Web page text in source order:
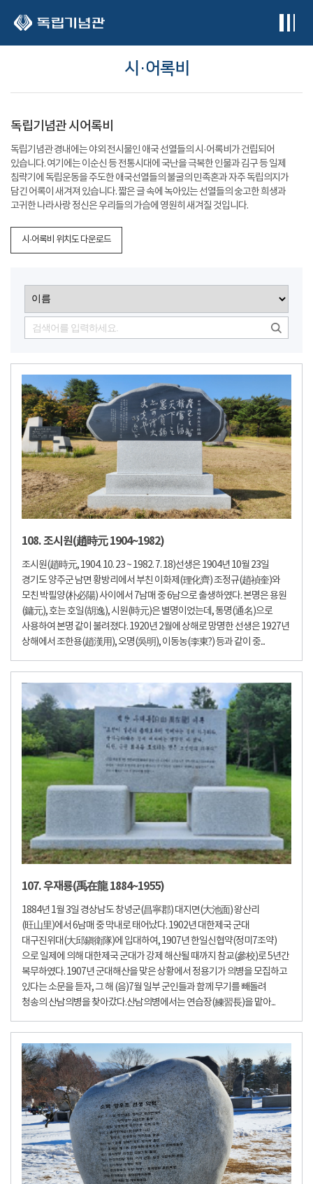
시·어록비
독립기념관 시어록비
독립기념관 경내에는 야외 전시물인 애국 선열들의 시·어록비가 건립되어
있습니다. 여기에는 이순신 등 전통시대에 국난을 극복한 인물과 김구 등 일제
침략기에 독립운동을 주도한 애국선열들의 불굴의 민족혼과 자주 독립의지가
담긴 어록이 새겨져 있습니다. 짧은 글 속에 녹아있는 선열들의 숭고한 희생과
고귀한 나라사랑 정신은 우리들의 가슴에 영원히 새겨질 것입니다.
시·어록비 위치도 다운로드
108. 조시원(趙時元 1904~1982)
조시원(趙時元, 1904. 10. 23 ~ 1982. 7. 18)선생은 1904년 10월 23일
경기도 양주군 남면 황방리에서 부친 이화제(理化齊) 조정규(趙禎奎)와
모친 박필양(朴必陽) 사이에서 7남매 중 6남으로 출생하였다. 본명은 용원
(鏞元), 호는 호일(胡逸), 시원(時元)은 별명이었는데, 통명(通名)으로
사용하여 본명 같이 불려졌다. 1920년 2월에 상해로 망명한 선생은 1927년
상해에서 조한용(趙漢用), 오명(吳明), 이동농(李東?) 등과 같이 중...
107. 우재룡(禹在龍 1884~1955)
1884년 1월 3일 경상남도 창녕군(昌寧郡) 대지면(大池面) 왕산리
(旺山里)에서 6남매 중 막내로 태어났다. 1902년 대한제국 군대
대구진위대(大邱鎭衛隊)에 입대하여, 1907년 한일신협약(정미7조약)
으로 일제에 의해 대한제국 군대가 강제 해산될 때까지 참교(參校)로 5년간
복무하였다. 1907년 군대해산을 맞은 상황에서 정용기가 의병을 모집하고
있다는 소문을 듣자, 그 해 (음)7월 일부 군인들과 함께 무기를 빼돌려
청송의 산남의병을 찾아갔다.산남의병에서는 연습장(練習長)을 맡아...